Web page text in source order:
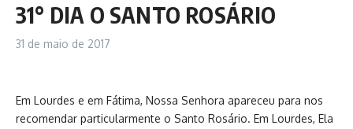
31° DIA O SANTO ROSÁRIO
31 de maio de 2017
Em Lourdes e em Fátima, Nossa Senhora apareceu para nos
recomendar particularmente o Santo Rosário. Em Lourdes, Ela